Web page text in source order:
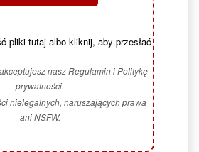
pliki tutaj albo kliknij, aby przesłać
nasz Regulamin i Politykę
prywatności.
nielegalnych, naruszających prawa
ani NSFW.